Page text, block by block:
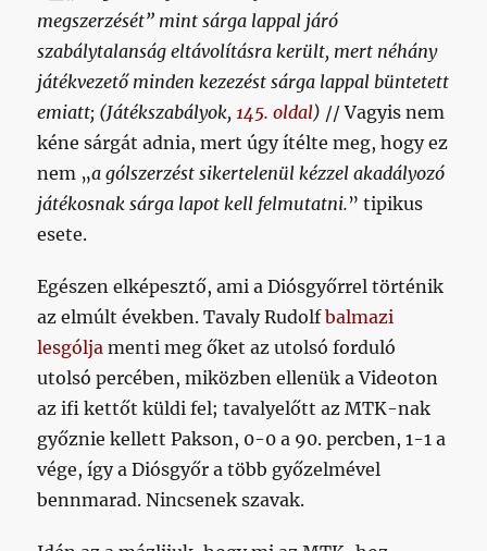
megszerzését” mint sárga lappal járó
szabálytalanság eltávolításra került, mert néhány
játékvezető minden kezezést sárga lappal büntetett
emiatt; (Játékszabályok, 145. oldal) // Vagyis nem
kéne sárgát adnia, mert úgy ítélte meg, hogy ez
nem „a gólszerzést sikertelenül kézzel akadályozó
játékosnak sárga lapot kell felmutatni.” tipikus
esete.
Egészen elképesztő, ami a Diósgyőrrel történik
az elmúlt években. Tavaly Rudolfbalmazi
lesgólja menti meg őket az utolsó forduló
utolsó percében, miközben ellenük a Videoton
az ifi kettőt küldi fel; tavalyelőtt az MTK-nak
győznie kellett Pakson, 0-0 a 90. percben, 1-1 a
vége, így a Diósgyőr a több győzelmével
bennmarad. Nincsenek szavak.